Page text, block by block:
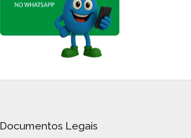
Documentos Legais